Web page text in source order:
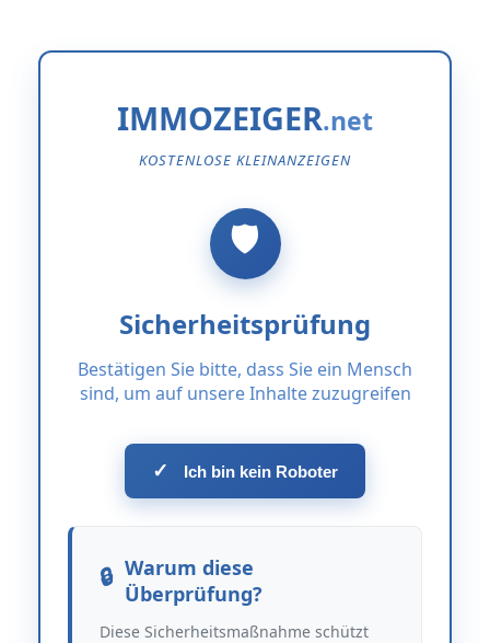
IMMOZEIGER
KOSTENLOSE KLEINANZEIGEN
Sicherheitsprüfung
Bestätigen Sie bitte, dass Sie ein Mensch
sind, um auf unsere Inhalte zuzugreifen
✓ Ich bin kein Roboter
Warum diese
Überprüfung?
Diese Sicherheitsmaßnahme schützt